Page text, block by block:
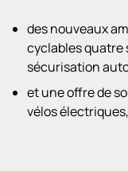
des nouveaux
cyclables quatre
sécurisation
et une offre de
vélos